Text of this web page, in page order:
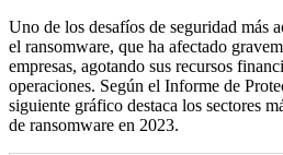
Uno de los desafíos de seguridad más
el ransomware, que ha afectado
empresas, agotando sus recursos
operaciones. Según el Informe de
siguiente gráfico destaca los sectores
de ransomware en 2023.